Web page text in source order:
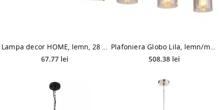
67.77 lei
508.38 lei